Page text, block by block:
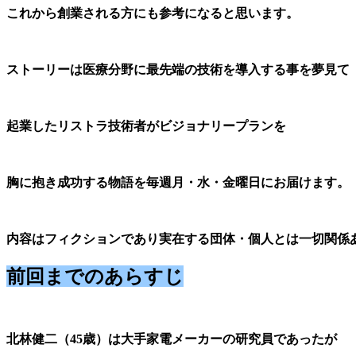
これから創業される方にも参考になると思います。
ストーリーは医療分野に最先端の技術を導入する事を夢見て
起業したリストラ技術者がビジョナリープランを
胸に抱き成功する物語を毎週月・水・金曜日にお届けます。
内容はフィクションであり実在する団体・個人とは一切関係
前回までのあらすじ
北林健二（45歳）は大手家電メーカーの研究員であったが